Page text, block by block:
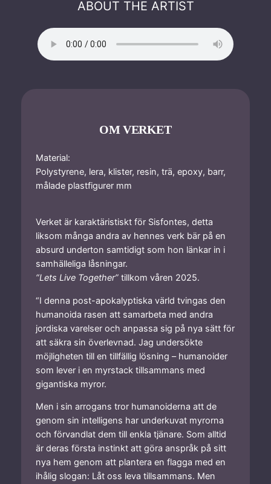
ABOUT THE ARTIST
OM VERKET
Material:
Polystyrene, lera, klister, resin, trä, epoxy, barr,
målade plastfigurer mm
Verket är karaktäristiskt för Sisfontes, detta
liksom många andra av hennes verk bär på en
absurd underton samtidigt som hon länkar in i
samhälleliga låsningar.
“Lets Live Together”tillkom våren 2025.
“I denna post-apokalyptiska värld tvingas den
humanoida rasen att samarbeta med andra
jordiska varelser och anpassa sig på nya sätt för
att säkra sin överlevnad. Jag undersökte
möjligheten till en tillfällig lösning – humanoider
som lever i en myrstack tillsammans med
gigantiska myror.
Men i sin arrogans tror humanoiderna att de
genom sin intelligens har underkuvat myrorna
och förvandlat dem till enkla tjänare. Som alltid
är deras första instinkt att göra anspråk på sitt
nya hem genom att plantera en flagga med en
ihålig slogan: Låt oss leva tillsammans. Men